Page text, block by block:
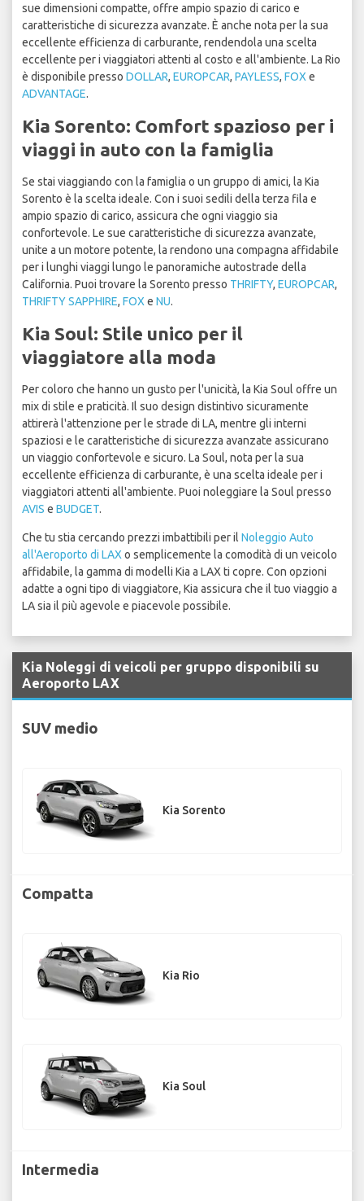
sue dimensioni compatte, offre ampio spazio di carico e
caratteristiche di sicurezza avanzate. È anche nota per la sua
eccellente efficienza di carburante, rendendola una scelta
eccellente per i viaggiatori attenti al costo e all'ambiente. La Rio
è disponibile presso DOLLAR, EUROPCAR, PAYLESS, FOX e
ADVANTAGE.
Kia Sorento: Comfort spazioso per i
viaggi in auto con la famiglia
Se stai viaggiando con la famiglia o un gruppo di amici, la Kia
Sorento è la scelta ideale. Con i suoi sedili della terza fila e
ampio spazio di carico, assicura che ogni viaggio sia
confortevole. Le sue caratteristiche di sicurezza avanzate,
unite a un motore potente, la rendono una compagna affidabile
per i lunghi viaggi lungo le panoramiche autostrade della
California. Puoi trovare la Sorento presso THRIFTY, EUROPCAR,
THRIFTY SAPPHIRE, FOX e NU.
Kia Soul: Stile unico per il
viaggiatore alla moda
Per coloro che hanno un gusto per l'unicità, la Kia Soul offre un
mix di stile e praticità. Il suo design distintivo sicuramente
attirerà l'attenzione per le strade di LA, mentre gli interni
spaziosi e le caratteristiche di sicurezza avanzate assicurano
un viaggio confortevole e sicuro. La Soul, nota per la sua
eccellente efficienza di carburante, è una scelta ideale per i
viaggiatori attenti all'ambiente. Puoi noleggiare la Soul presso
AVIS e BUDGET.
Che tu stia cercando prezzi imbattibili per il Noleggio Auto
all'Aeroporto di LAX o semplicemente la comodità di un veicolo
affidabile, la gamma di modelli Kia a LAX ti copre. Con opzioni
adatte a ogni tipo di viaggiatore, Kia assicura che il tuo viaggio a
LA sia il più agevole e piacevole possibile.
Kia Noleggi di veicoli per gruppo disponibili su
Aeroporto LAX
SUV medio
Kia Sorento
Compatta
Kia Rio
Kia Soul
Intermedia